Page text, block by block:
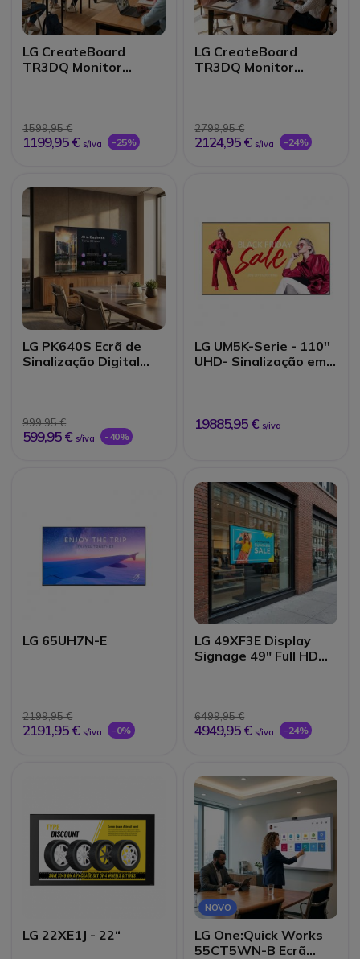
LG CreateBoard
TR3DQ Monitor
1599,95 €
1199,95 € s/iva -25%
LG CreateBoard
TR3DQ Monitor
2799,95 €
2124,95 € s/iva -24%
LG PK640S Ecrã de
Sinalização Digital
999,95 €
599,95 € s/iva -40%
LG UM5K-Serie - 110''
UHD- Sinalização em
19885,95 € s/iva
LG 65UH7N-E
2199,95 €
2191,95 € s/iva -0%
LG 49XF3E Display
Signage 49″ Full HD
6499,95 €
4949,95 € s/iva -24%
LG 22XE1J - 22“
NOVO
LG One:Quick Works
55CT5WN-B Ecrã